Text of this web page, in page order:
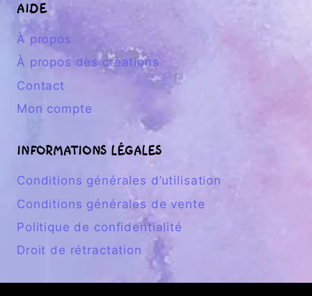
AIDE
À propos
À propos des créations
Contact
Mon compte
INFORMATIONS LÉGALES
Conditions générales d’utilisation
Conditions générales de vente
Politique de confidentialité
Droit de rétractation